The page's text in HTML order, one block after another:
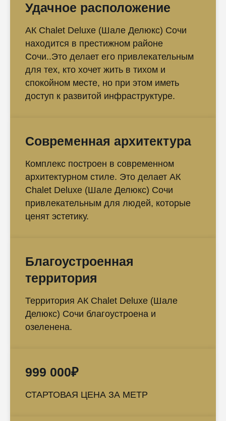
Удачное расположение
АК Chalet Deluxe (Шале Делюкс) Сочи
находится в престижном районе
Сочи..Это делает его привлекательным
для тех, кто хочет жить в тихом и
спокойном месте, но при этом иметь
доступ к развитой инфраструктуре.
Современная архитектура
Комплекс построен в современном
архитектурном стиле. Это делает АК
Chalet Deluxe (Шале Делюкс) Сочи
привлекательным для людей, которые
ценят эстетику.
Благоустроенная
территория
Территория АК Chalet Deluxe (Шале
Делюкс) Сочи благоустроена и
озеленена.
999 000₽
СТАРТОВАЯ ЦЕНА ЗА МЕТР